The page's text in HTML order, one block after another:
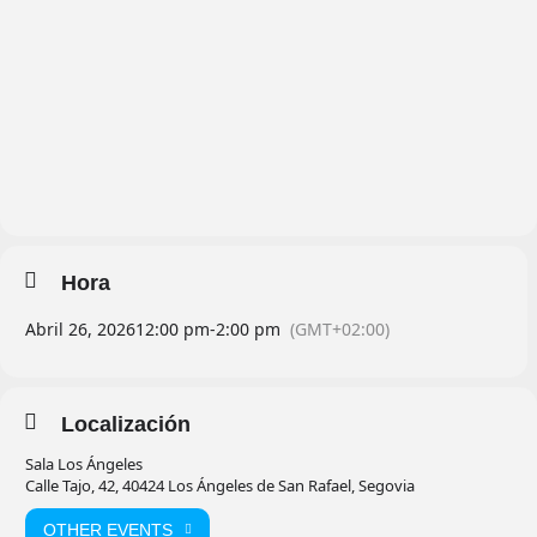
Hora
Abril 26, 202612:00 pm-2:00 pm (GMT+02:00)
Localización
Sala Los Ángeles
Calle Tajo, 42, 40424 Los Ángeles de San Rafael, Segovia
OTHER EVENTS